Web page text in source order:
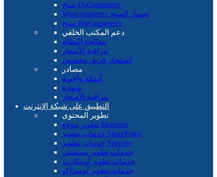
منتج OsCommerce
Woocommerce تحميل المنتج
منتج BigCommerce
دعم المكتب الخلفي
معالجة النظام
مراقبة الأسعار
استئجار فريق مخصص
مصادر
أسئلة وأجوبة
شهادة
مراقبة الأسعار
التطبيق على شبكة الإنترنت
تطوير المحتوى
تطوير موقع Magento
خدمات تطوير SharePoint.
خدمات تطوير Sitecore
خدمات تطوير سيتفيتي
خدمات تطوير أوبنكارت
خدمات تطوير أومبراكو